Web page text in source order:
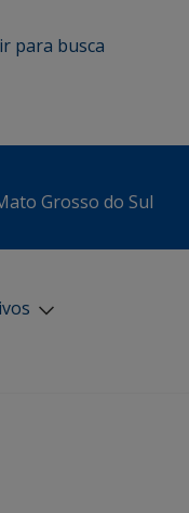
ir para busca
Grosso do Sul